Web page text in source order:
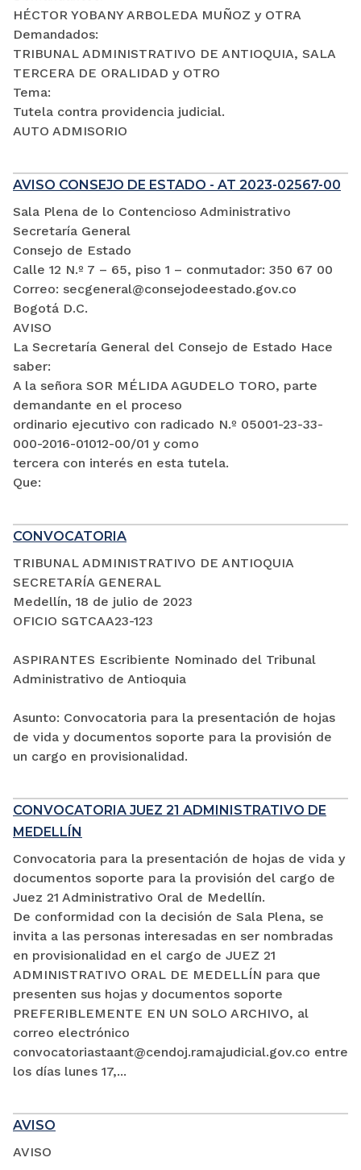
HÉCTOR YOBANY ARBOLEDA MUÑOZ y OTRA
Demandados:
TRIBUNAL ADMINISTRATIVO DE ANTIOQUIA, SALA
TERCERA DE ORALIDAD y OTRO
Tema:
Tutela contra providencia judicial.
AUTO ADMISORIO
AVISO CONSEJO DE ESTADO - AT 2023-02567-00
Sala Plena de lo Contencioso Administrativo
Secretaría General
Consejo de Estado
Calle 12 N.º 7 – 65, piso 1 – conmutador: 350 67 00
Correo: secgeneral@consejodeestado.gov.co
Bogotá D.C.
AVISO
La Secretaría General del Consejo de Estado Hace
saber:
A la señora SOR MÉLIDA AGUDELO TORO, parte
demandante en el proceso
ordinario ejecutivo con radicado N.º 05001-23-33-
000-2016-01012-00/01 y como
tercera con interés en esta tutela.
Que:
CONVOCATORIA
TRIBUNAL ADMINISTRATIVO DE ANTIOQUIA
SECRETARÍA GENERAL
Medellín, 18 de julio de 2023
OFICIO SGTCAA23-123
ASPIRANTES Escribiente Nominado del Tribunal
Administrativo de Antioquia
Asunto: Convocatoria para la presentación de hojas
de vida y documentos soporte para la provisión de
un cargo en provisionalidad.
CONVOCATORIA JUEZ 21 ADMINISTRATIVO DE
MEDELLÍN
Convocatoria para la presentación de hojas de vida y
documentos soporte para la provisión del cargo de
Juez 21 Administrativo Oral de Medellín.
De conformidad con la decisión de Sala Plena, se
invita a las personas interesadas en ser nombradas
en provisionalidad en el cargo de JUEZ 21
ADMINISTRATIVO ORAL DE MEDELLÍN para que
presenten sus hojas y documentos soporte
PREFERIBLEMENTE EN UN SOLO ARCHIVO, al
correo electrónico
convocatoriastaant@cendoj.ramajudicial.gov.co entre
los días lunes 17,...
AVISO
AVISO